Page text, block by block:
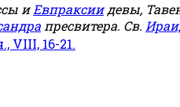
иЕвпраксиидевы,
пресвитера. Св.
VIII, 16-21.